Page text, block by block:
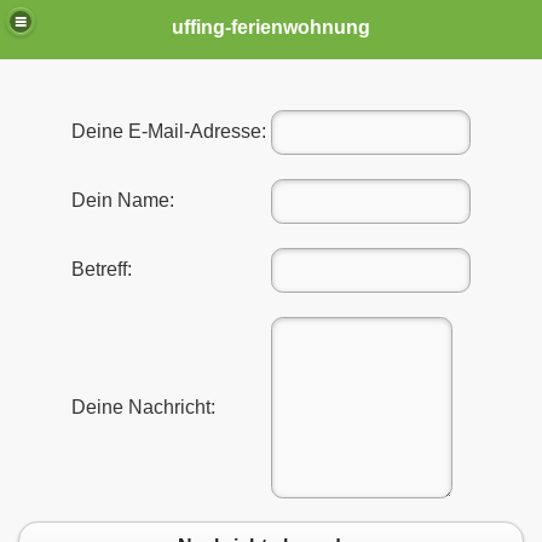
uffing-ferienwohnung
Deine E-Mail-Adresse:
Dein Name:
Betreff:
Deine Nachricht: